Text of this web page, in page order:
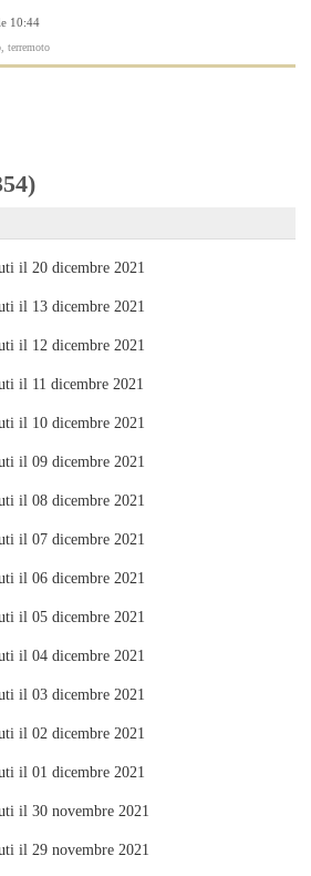
10:44
terremoto
il 20 dicembre 2021
il 13 dicembre 2021
il 12 dicembre 2021
il 11 dicembre 2021
il 10 dicembre 2021
il 09 dicembre 2021
il 08 dicembre 2021
il 07 dicembre 2021
il 06 dicembre 2021
il 05 dicembre 2021
il 04 dicembre 2021
il 03 dicembre 2021
il 02 dicembre 2021
il 01 dicembre 2021
il 30 novembre 2021
il 29 novembre 2021